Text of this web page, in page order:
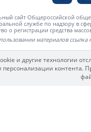
сайт Общероссийской
службе по надзору в
о регистрации средства
материалов
и другие технологии
контента.